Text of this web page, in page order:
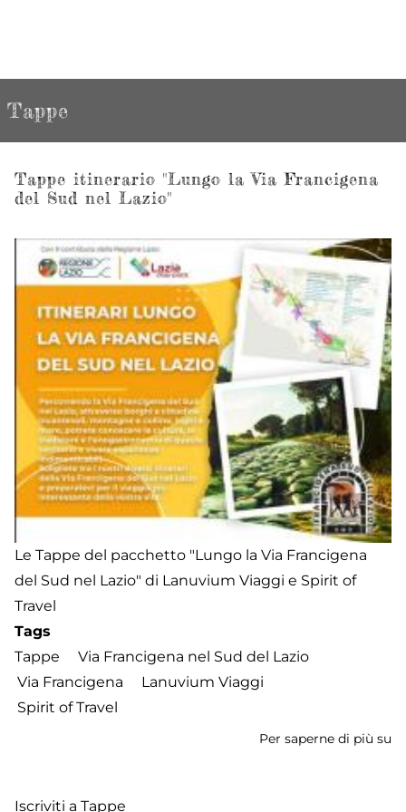
Tappe
Tappe itinerario "Lungo la Via Francigena
del Sud nel Lazio"
Le Tappe del pacchetto "Lungo la Via Francigena
del Sud nel Lazio" di Lanuvium Viaggi e Spirit of
Travel
Tags
Tappe
Via Francigena nel Sud del Lazio
Via Francigena
Lanuvium Viaggi
Spirit of Travel
Per saperne di più su
Iscriviti a Tappe